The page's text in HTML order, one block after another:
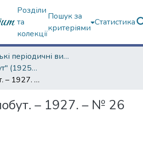
Розділи
та
колекції
Пошук за
критеріями
Статистика
Харківські періодичні видання
"Культура і побут" (1925–1928 рр.)
Культура і побут. – 1927. – № 26 (16 липня)
– 1927. – № 26